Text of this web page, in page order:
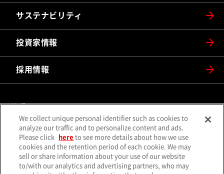
サステナビリティ
投資家情報
採用情報
公式SNS
X（旧Twitter） （別ウィンドウで開く）
Facebook（別ウィンドウで開
Instagram （別ウィンドウで開く）YouTube （別ウィンドウで開
LINE（別ウィンドウで開く） メールマガジン（別ウィンド
We collect unique personal identifier such as cookies to
analyze our traffic and to personalize content and ads.
Please click
here to see more details about how we use
cookies and the retention period of each cookie. We may
sell or share information about your use of our website
to/with our analytics and advertising partners, who may